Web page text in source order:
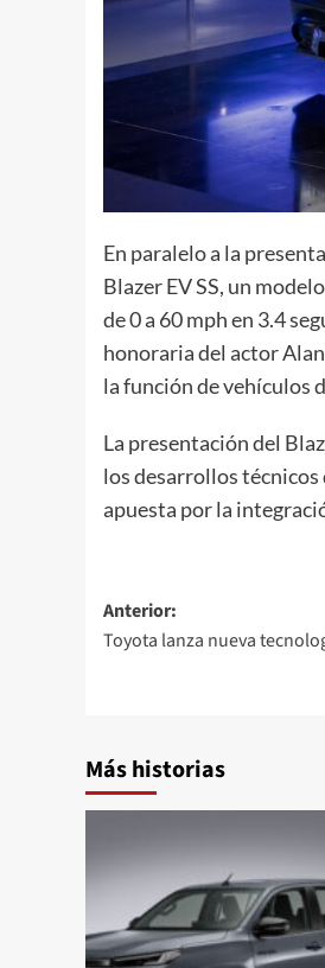
En paralelo a la
Blazer EV SS, un
de 0 a 60 mph en 3.4
honoraria del actor
la función de vehículos
La presentación del
los desarrollos
apuesta por la
Navegación
de
Anterior:
Toyota lanza nueva
Más historias